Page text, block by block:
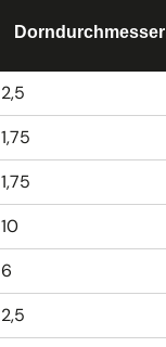
Dorndurchmesser
2,5
1,75
1,75
10
6
2,5